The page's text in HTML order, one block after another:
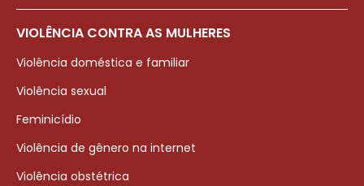
VIOLÊNCIA CONTRA AS MULHERES
Violência doméstica e familiar
Violência sexual
Feminicídio
Violência de gênero na internet
Violência obstétrica